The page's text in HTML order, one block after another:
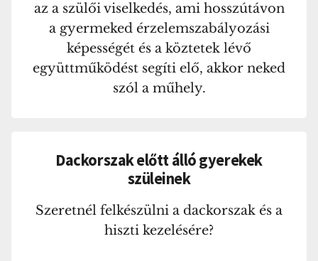
az a szülői viselkedés, ami hosszútávon
a gyermeked érzelemszabályozási
képességét és a köztetek lévő
együttműködést segíti elő, akkor neked
szól a műhely.
Dackorszak előtt álló gyerekek
szüleinek
Szeretnél felkészülni a dackorszak és a
hiszti kezelésére?